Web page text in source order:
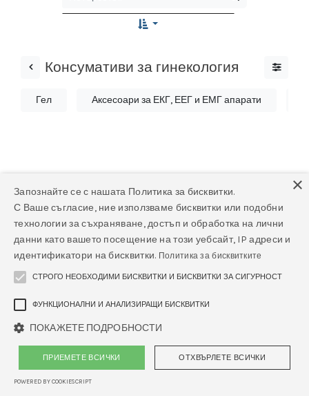
Консумативи за гинекология
Гел Аксесоари за ЕКГ, ЕЕГ и ЕМГ апарати
Няма намерени продукти
Няма намерени продукти в тази категория.
×
Запознайте се с нашата Политика за бисквитки.
С Ваше съгласие, ние използваме бисквитки или подобни
технологии за съхраняване, достъп и обработка на лични
данни като вашето посещение на този уебсайт, IP адреси и
идентификатори на бисквитки. Политика за бисквитките
СТРОГО НЕОБХОДИМИ БИСКВИТКИ И БИСКВИТКИ ЗА СИГУРНОСТ
ФУНКЦИОНАЛНИ И АНАЛИЗИРАЩИ БИСКВИТКИ
ПОКАЖЕТЕ ПОДРОБНОСТИ
ПРИЕМЕТЕ ВСИЧКИ ОТХВЪРЛЕТЕ ВСИЧКИ
POWERED BY COOKIESCRIPT